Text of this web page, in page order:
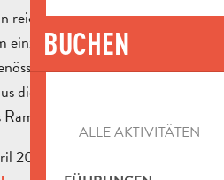
BUCHEN
ALLE AKTIVITÄTEN
reiches und überraschendes
einzutauchen. Aufführungen,
Kreationen
dieser Veranstaltung, die
rückt.
2026, werden die Straßen